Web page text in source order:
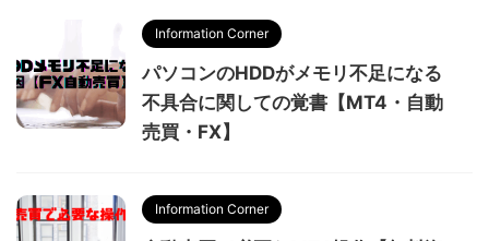
Information Corner
パソコンのHDDがメモリ不足になる
不具合に関しての覚書【MT4・自動
売買・FX】
Information Corner